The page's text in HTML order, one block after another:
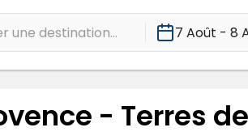
une destination... 7 Août - 8
- Terres